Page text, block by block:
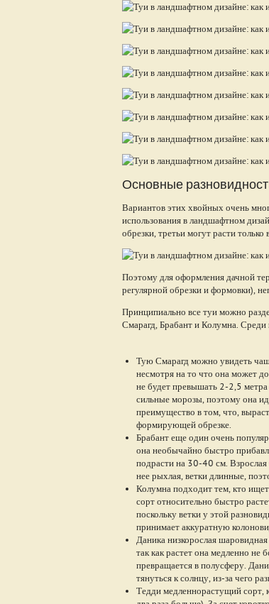
Основные
Вариантов этих хвойных очень
использования в ландшафтном
обрезки, третьи могут расти
Поэтому для оформления дачной
регулярной обрезки и формовки),
Принципиально все туи можно
Смарагд, Брабант и Колумна.
Тую Смарагд можно увидеть
несмотря на то что она может
не будет превышать 2-2,5 метра
сильные морозы, поэтому она
преимущество в том, что,
формирующей обрезке.
Брабант еще один очень
она необычайно быстро
подрасти на 30-40 см.
нее рыхлая, ветки длинные,
Колумна подходит тем, кто
сорт относительно быстро
поскольку ветки у этой
принимает аккуратную
Даника низкорослая
так как растет она медленно не
превращается в полусферу.
тянуться к солнцу, из-за чего
Тедди медленнорастущий сорт,